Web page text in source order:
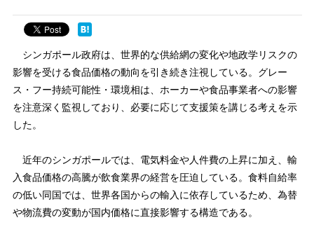
シンガポール政府は、世界的な供給網の変化や地政学リスクの
影響を受ける食品価格の動向を引き続き注視している。グレー
ス・フー持続可能性・環境相は、ホーカーや食品事業者への影響
を注意深く監視しており、必要に応じて支援策を講じる考えを示
した。
近年のシンガポールでは、電気料金や人件費の上昇に加え、輸
入食品価格の高騰が飲食業界の経営を圧迫している。食料自給率
の低い同国では、世界各国からの輸入に依存しているため、為替
や物流費の変動が国内価格に直接影響する構造である。